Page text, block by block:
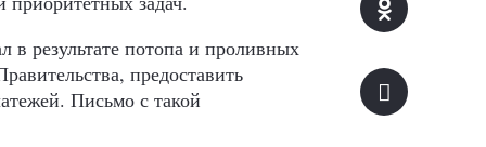
в результате потопа и проливных
предоставить
Письмо с такой